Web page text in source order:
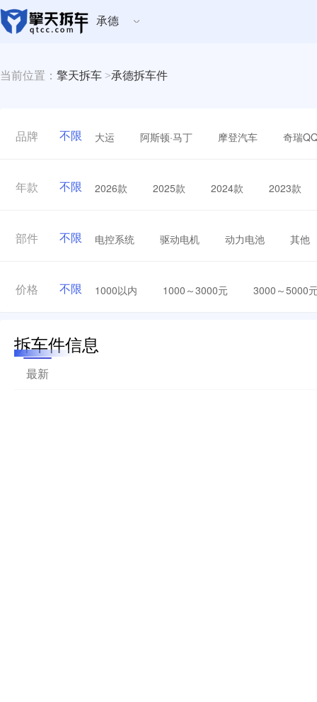
承德
当前位置： 擎天拆车 >承德拆车件
品牌 不限 大运 阿斯顿·马丁 摩登汽车 奇瑞
年款 不限 2026款 2025款 2024款 2023款
部件 不限 电控系统 驱动电机 动力电池 其他
价格 不限 1000以内 1000～3000元 3000～5000
拆车件信息
最新